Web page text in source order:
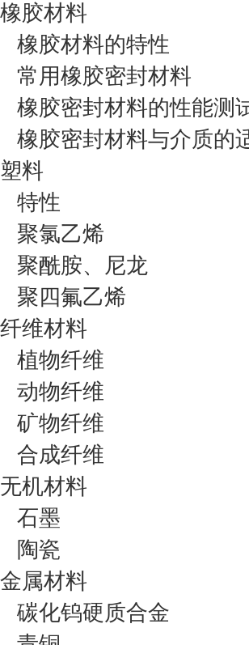
胶材料
橡胶材料的特性
常用橡胶密封材料
橡胶密封材料的性能测
橡胶密封材料与介质的
料
特性
聚氯乙烯
聚酰胺、尼龙
聚四氟乙烯
维材料
植物纤维
动物纤维
矿物纤维
合成纤维
机材料
石墨
陶瓷
属材料
碳化钨硬质合金